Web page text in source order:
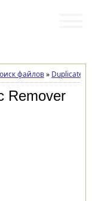
файлов» Duplicate
Remover